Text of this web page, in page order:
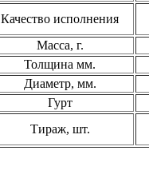
Качество исполнения
Масса, г.
Толщина мм.
Диаметр, мм.
Гурт
Тираж, шт.